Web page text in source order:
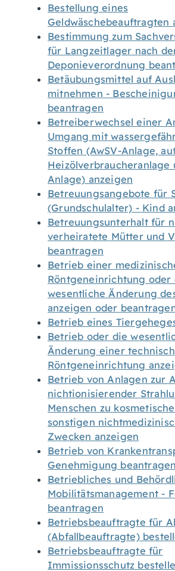
Bestellung eines
Geldwäschebeauftragten
Bestimmung zum
für Langzeitlager nach
Deponieverordnung
Betäubungsmittel auf
mitnehmen -
beantragen
Betreiberwechsel einer
Umgang mit
Stoffen (AwSV-Anlage,
Heizölverbraucheranlage
Anlage) anzeigen
Betreuungsangebote für
(Grundschulalter) - Kind
Betreuungsunterhalt für
verheiratete Mütter und
beantragen
Betrieb einer
Röntgeneinrichtung oder
wesentliche Änderung
anzeigen oder
Betrieb eines
Betrieb oder die
Änderung einer
Röntgeneinrichtung
Betrieb von Anlagen zur
nichtionisierender
Menschen zu
sonstigen
Zwecken anzeigen
Betrieb von
Genehmigung beantragen
Betriebliches und
Mobilitätsmanagement -
beantragen
Betriebsbeauftragte für
(Abfallbeauftragte)
Betriebsbeauftragte für
Immissionsschutz